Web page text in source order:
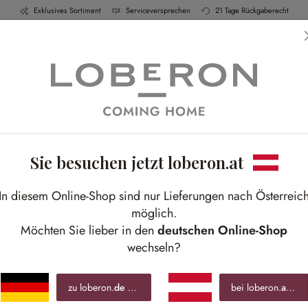
Exklusives Sortiment Serviceversprechen 21 Tage Rückgaberecht
Küche Schlafen Bad
Sie besuchen jetzt loberon.at
In diesem Online-Shop sind nur Lieferungen nach Österreich
möglich.
Möchten Sie lieber in den deutschen Online-Shop
wechseln?
zu loberon.de bei loberon.at